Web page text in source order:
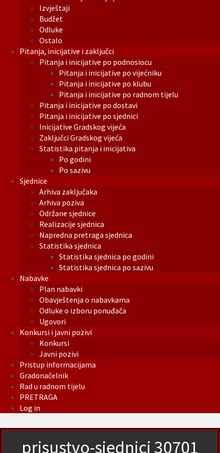
Izvještaji
Budžet
Odluke
Ostalo
Pitanja, inicijative i zaključci
Pitanja i inicijative po podnosiocu
Pitanja i inicijative po vijećniku
Pitanja i inicijative po klubu
Pitanja i inicijative po radnom tijelu
Pitanja i inicijative po dostavi
Pitanja i inicijative po sjednici
Inicijative Gradskog vijeća
Zaključci Gradskog vijeća
Statistika pitanja i inicijativa
Po godini
Po sazivu
Sjednice
Arhiva zaključaka
Arhiva poziva
Održane sjednice
Realizacije sjednica
Napredna pretraga sjednica
Statistika sjednica
Statistika sjednica po godini
Statistika sjednica po sazivu
Nabavke
Plan nabavki
Obavještenja o nabavkama
Odluke o izboru ponuđača
Ugovori
Konkursi i javni pozivi
Konkursi
Javni pozivi
Pristup informacijama
Gradonačelnik
Rad u radnom tijelu
PRETRAGA
Log in
prisustvo-sjednici 30701